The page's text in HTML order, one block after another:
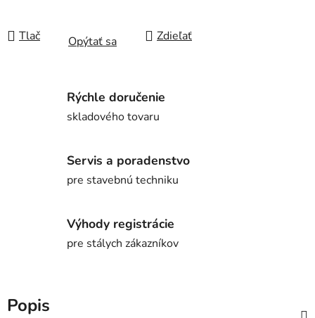
Tlač Opýtať sa Zdieľať
Rýchle doručenie
skladového tovaru
Servis a poradenstvo
pre stavebnú techniku
Výhody registrácie
pre stálych zákazníkov
Popis